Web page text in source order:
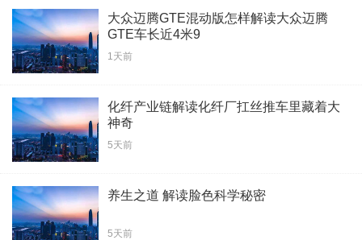
大众迈腾GTE混动版怎样解读大众迈腾
GTE车长近4米9
1天前
化纤产业链解读化纤厂扛丝推车里藏着大
神奇
5天前
养生之道 解读脸色科学秘密
5天前